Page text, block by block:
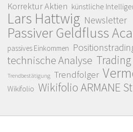
Korrektur Aktien künstliche
Lars Hattwig Newsletter
Passiver Geldfluss
passives Einkommen
technische Analyse Trading
Trendbestätigung Trendfolger
Wikifolio Wikifolio ARMANE